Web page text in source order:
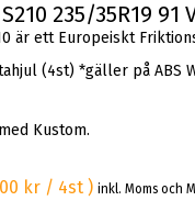
235/35R19 91
är ett Europeiskt
(4st) *gäller på
Kustom.
kr / 4st )inkl. Moms och